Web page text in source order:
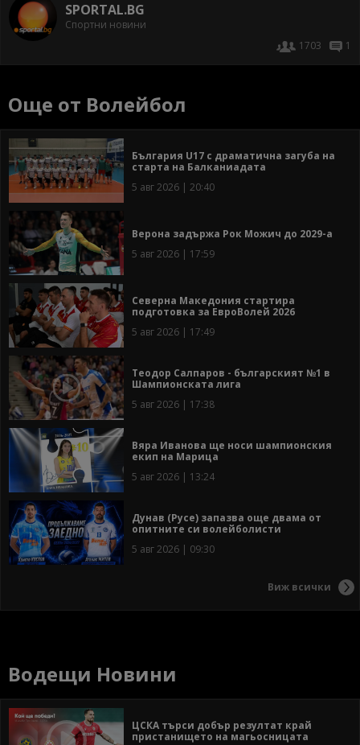
SPORTAL.BG
Спортни новини
1703
1
Още от Волейбол
България U17 с драматична загуба на
старта на Балканиадата
5 авг 2026 | 20:40
Верона задържа Рок Можич до 2029-а
5 авг 2026 | 17:59
Северна Македония стартира
подготовка за ЕвроВолей 2026
5 авг 2026 | 17:49
Теодор Салпаров - българският №1 в
Шампионската лига
5 авг 2026 | 17:38
Вяра Иванова ще носи шампионския
екип на Марица
5 авг 2026 | 13:24
Дунав (Русе) запазва още двама от
опитните си волейболисти
5 авг 2026 | 09:30
Виж всички
Водещи Новини
ЦСКА търси добър резултат край
пристанището на магьосницата